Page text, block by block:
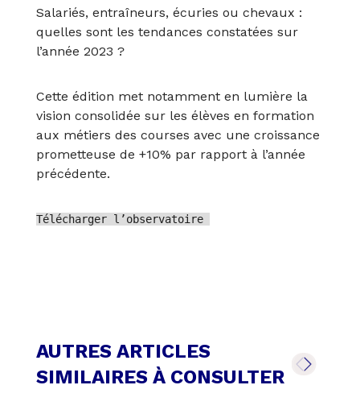
Salariés, entraîneurs, écuries ou chevaux :
quelles sont les tendances constatées sur
l’année 2023 ?
Cette édition met notamment en lumière la
vision consolidée sur les élèves en formation
aux métiers des courses avec une croissance
prometteuse de +10% par rapport à l’année
précédente.
Télécharger l’observatoire
AUTRES ARTICLES
SIMILAIRES À CONSULTER